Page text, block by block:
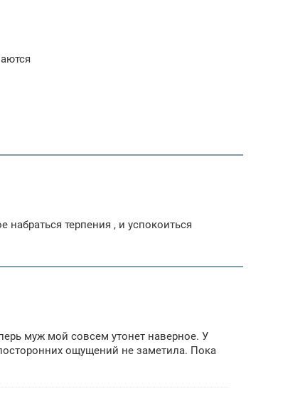
набраться терпения , и успокоиться
муж мой совсем утонет наверное. У
ощущений не заметила. Пока